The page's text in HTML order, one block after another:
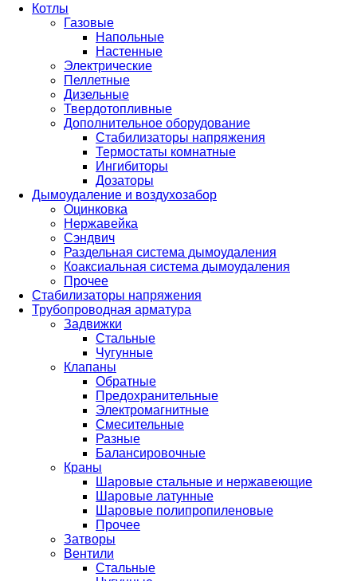
Котлы
Газовые
Напольные
Настенные
Электрические
Пеллетные
Дизельные
Твердотопливные
Дополнительное оборудование
Стабилизаторы напряжения
Термостаты комнатные
Ингибиторы
Дозаторы
Дымоудаление и воздухозабор
Оцинковка
Нержавейка
Сэндвич
Раздельная система дымоудаления
Коаксиальная система дымоудаления
Прочее
Стабилизаторы напряжения
Трубопроводная арматура
Задвижки
Стальные
Чугунные
Клапаны
Обратные
Предохранительные
Электромагнитные
Смесительные
Разные
Балансировочные
Краны
Шаровые стальные и нержавеющие
Шаровые латунные
Шаровые полипропиленовые
Прочее
Затворы
Вентили
Стальные